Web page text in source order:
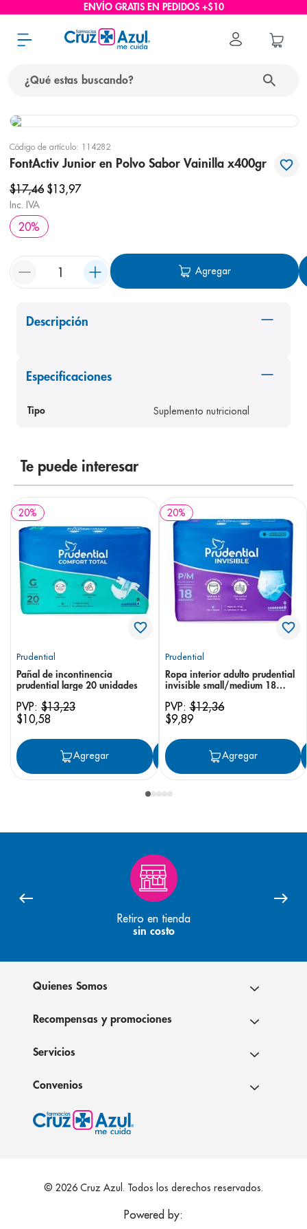
ENVÍO GRATIS EN PEDIDOS +$10
Código de artículo: 114282
FontActiv Junior en Polvo Sabor Vainilla x400gr
$17,46 $13,97
Inc. IVA
20%
Agregar
Descripción
Especificaciones
Tipo Suplemento nutricional
Te puede interesar
20%
Prudential
Pañal de incontinencia
prudential large 20 unidades
PVP: $13,23
$10,58
Agregar Agregar
20%
Prudential
Ropa interior adulto prudential
invisible small/medium 18
PVP:$12,36
$9,89
Agregar
Retiro en tienda
sin costo
Quienes Somos
Recompensas y promociones
Servicios
Convenios
© 2026 Cruz Azul. Todos los derechos reservados.
Powered by:
términos más buscados
3.
4. cerave
bioderma
8. desodorante
panolini